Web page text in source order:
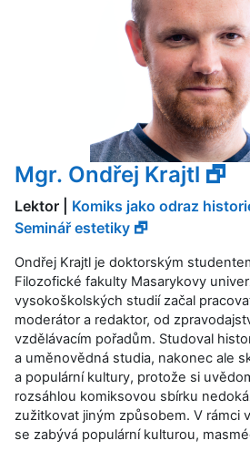
Mgr. Ondřej Krajtl 🗗
Lektor | Komiks jako odraz
Seminář estetiky 🗗
Ondřej Krajtl je doktorským
Filozofické fakulty Masarykovy
vysokoškolských studií začal
moderátor a redaktor, od
vzdělávacím pořadům. Studoval
a uměnovědná studia, nakonec ale
a populární kultury, protože si
rozsáhlou komiksovou sbírku
zužitkovat jiným způsobem. V rámci
se zabývá populární kulturou,